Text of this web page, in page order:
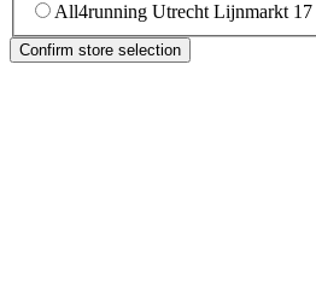
All4running Utrecht Lijnmarkt 17
Confirm store selection